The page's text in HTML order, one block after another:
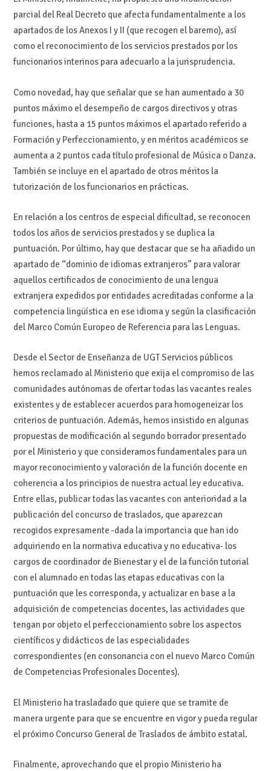
parcial del Real Decreto que afecta fundamentalmente a los
apartados de los Anexos I y II (que recogen el baremo), así
como el reconocimiento de los servicios prestados por los
funcionarios interinos para adecuarlo a la jurisprudencia.
Como novedad, hay que señalar que se han aumentado a 30
puntos máximo el desempeño de cargos directivos y otras
funciones, hasta a 15 puntos máximos el apartado referido a
Formación y Perfeccionamiento, y en méritos académicos se
aumenta a 2 puntos cada título profesional de Música o Danza.
También se incluye en el apartado de otros méritos la
tutorización de los funcionarios en prácticas.
En relación a los centros de especial dificultad, se reconocen
todos los años de servicios prestados y se duplica la
puntuación. Por último, hay que destacar que se ha añadido un
apartado de “dominio de idiomas extranjeros” para valorar
aquellos certificados de conocimiento de una lengua
extranjera expedidos por entidades acreditadas conforme a la
competencia lingüística en ese idioma y según la clasificación
del Marco Común Europeo de Referencia para las Lenguas.
Desde el Sector de Enseñanza de UGT Servicios públicos
hemos reclamado al Ministerio que exija el compromiso de las
comunidades autónomas de ofertar todas las vacantes reales
existentes y de establecer acuerdos para homogeneizar los
criterios de puntuación. Además, hemos insistido en algunas
propuestas de modificación al segundo borrador presentado
por el Ministerio y que consideramos fundamentales para un
mayor reconocimiento y valoración de la función docente en
coherencia a los principios de nuestra actual ley educativa.
Entre ellas, publicar todas las vacantes con anterioridad a la
publicación del concurso de traslados, que aparezcan
recogidos expresamente -dada la importancia que han ido
adquiriendo en la normativa educativa y no educativa- los
cargos de coordinador de Bienestar y el de la función tutorial
con el alumnado en todas las etapas educativas con la
puntuación que les corresponda, y actualizar en base a la
adquisición de competencias docentes, las actividades que
tengan por objeto el perfeccionamiento sobre los aspectos
científicos y didácticos de las especialidades
correspondientes (en consonancia con el nuevo Marco Común
de Competencias Profesionales Docentes).
El Ministerio ha trasladado que quiere que se tramite de
manera urgente para que se encuentre en vigor y pueda regular
el próximo Concurso General de Traslados de ámbito estatal.
Finalmente, aprovechando que el propio Ministerio ha